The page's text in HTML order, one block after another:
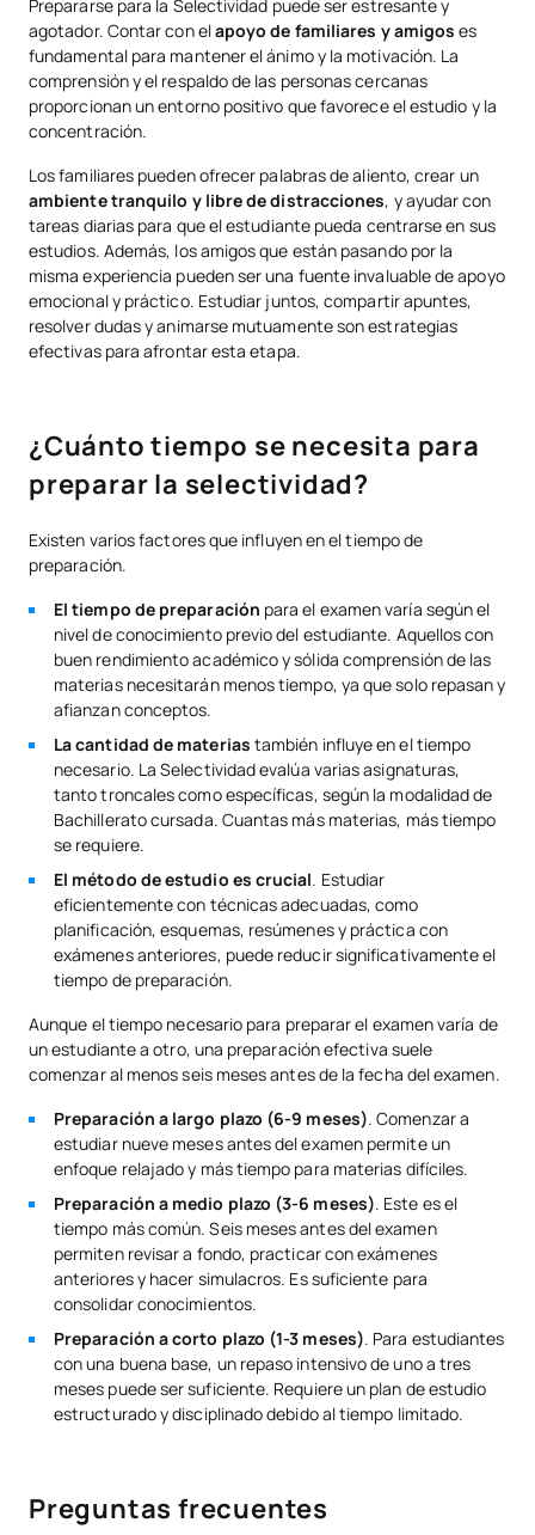
Prepararse para la Selectividad puede ser estresante y
agotador. Contar con elapoyo de familiares y amigos es
fundamental para mantener el ánimo y la motivación. La
comprensión y el respaldo de las personas cercanas
proporcionan un entorno positivo que favorece el estudio y la
concentración.
Los familiares pueden ofrecer palabras de aliento, crear un
ambiente tranquilo y libre de distracciones, y ayudar con
tareas diarias para que el estudiante pueda centrarse en sus
estudios. Además, los amigos que están pasando por la
misma experiencia pueden ser una fuente invaluable de apoyo
emocional y práctico. Estudiar juntos, compartir apuntes,
resolver dudas y animarse mutuamente son estrategias
efectivas para afrontar esta etapa.
¿Cuánto tiempo se necesita para
preparar la selectividad?
Existen varios factores que influyen en el tiempo de
preparación.
El tiempo de preparación para el examen varía según el
nivel de conocimiento previo del estudiante. Aquellos con
buen rendimiento académico y sólida comprensión de las
materias necesitarán menos tiempo, ya que solo repasan y
afianzan conceptos.
La cantidad de materias también influye en el tiempo
necesario. La Selectividad evalúa varias asignaturas,
tanto troncales como específicas, según la modalidad de
Bachillerato cursada. Cuantas más materias, más tiempo
se requiere.
El método de estudio es crucial. Estudiar
eficientemente con técnicas adecuadas, como
planificación, esquemas, resúmenes y práctica con
exámenes anteriores, puede reducir significativamente el
tiempo de preparación.
Aunque el tiempo necesario para preparar el examen varía de
un estudiante a otro, una preparación efectiva suele
comenzar al menos seis meses antes de la fecha del examen.
Preparación a largo plazo (6-9 meses). Comenzar a
estudiar nueve meses antes del examen permite un
enfoque relajado y más tiempo para materias difíciles.
Preparación a medio plazo (3-6 meses). Este es el
tiempo más común. Seis meses antes del examen
permiten revisar a fondo, practicar con exámenes
anteriores y hacer simulacros. Es suficiente para
consolidar conocimientos.
Preparación a corto plazo (1-3 meses). Para estudiantes
con una buena base, un repaso intensivo de uno a tres
meses puede ser suficiente. Requiere un plan de estudio
estructurado y disciplinado debido al tiempo limitado.
Preguntas frecuentes